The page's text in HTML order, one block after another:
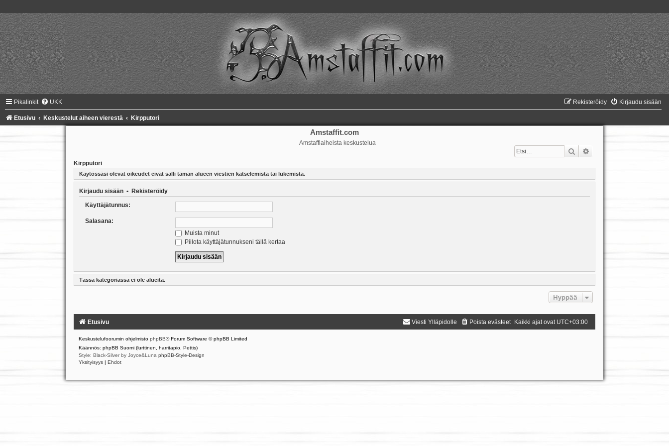
Pikalinkit UKK Kirjaudu sisään
Rekisteröidy
Etusivu Keskustelut aiheen vierestä Kirpputori
Amstaffit.com
Amstaffiaiheista keskustelua
Etsi
Kirpputori
Käytössäsi olevat oikeudet eivät salli tämän alueen viestien katselemista tai lukemista.
Kirjaudu sisään• Rekisteröidy
Käyttäjätunnus:
Salasana:
Muista minut
Piilota käyttäjätunnukseni tällä kertaa
Tässä kategoriassa ei ole alueita.
Hyppää
Etusivu Kaikki ajat ovat UTC+03:00
Poista evästeet
Viesti Ylläpidolle
Keskustelufoorumin ohjelmisto phpBB® Forum Software © phpBB Limited
Käännös: phpBB Suomi (lurttinen, harritapio, Pettis)
Style: Black-Silver by Joyce&Luna phpBB-Style-Design
Yksityisyys | Ehdot